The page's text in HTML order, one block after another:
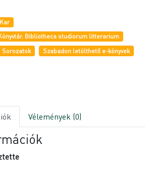
Bibliotheca studiorum litterarium
Sorozatok Szabadon letölthető e-könyvek
Vélemények (0)